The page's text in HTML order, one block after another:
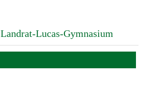
Landrat-Lucas-Gymnasium